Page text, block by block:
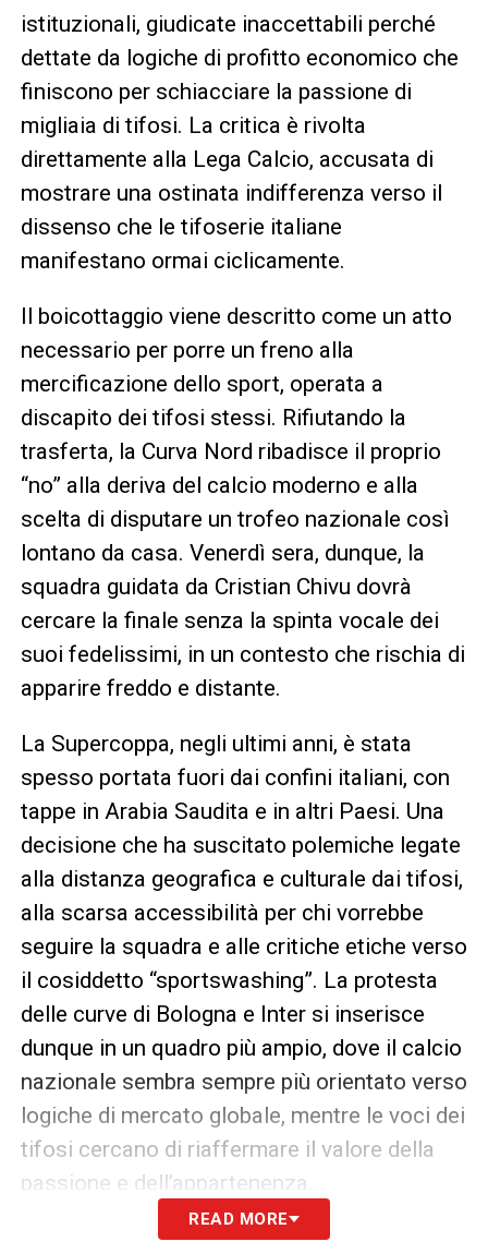
istituzionali, giudicate inaccettabili perché
dettate da logiche di profitto economico che
finiscono per schiacciare la passione di
migliaia di tifosi. La critica è rivolta
direttamente alla Lega Calcio, accusata di
mostrare una ostinata indifferenza verso il
dissenso che le tifoserie italiane
manifestano ormai ciclicamente.
Il boicottaggio viene descritto come un atto
necessario per porre un freno alla
mercificazione dello sport, operata a
discapito dei tifosi stessi. Rifiutando la
trasferta, la Curva Nord ribadisce il proprio
“no” alla deriva del calcio moderno e alla
scelta di disputare un trofeo nazionale così
lontano da casa. Venerdì sera, dunque, la
squadra guidata da Cristian Chivu dovrà
cercare la finale senza la spinta vocale dei
suoi fedelissimi, in un contesto che rischia di
apparire freddo e distante.
La Supercoppa, negli ultimi anni, è stata
spesso portata fuori dai confini italiani, con
tappe in Arabia Saudita e in altri Paesi. Una
decisione che ha suscitato polemiche legate
alla distanza geografica e culturale dai tifosi,
alla scarsa accessibilità per chi vorrebbe
seguire la squadra e alle critiche etiche verso
il cosiddetto “sportswashing”. La protesta
delle curve di Bologna e Inter si inserisce
dunque in un quadro più ampio, dove il calcio
nazionale sembra sempre più orientato verso
logiche di mercato globale, mentre le voci dei
tifosi cercano di riaffermare il valore della
passione e dell’appartenenza.
La semifinale di Riad, priva del calore delle
READ MORE